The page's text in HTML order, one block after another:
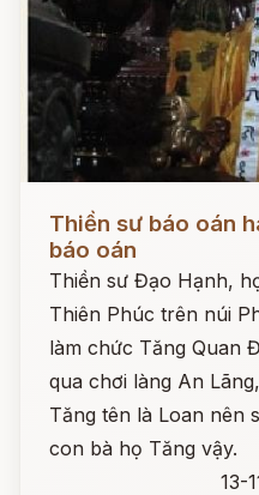
Đọc ngay
Thiền sư báo oán
báo oán
Thiền sư Đạo Hạnh,
Thiên Phúc trên núi
làm chức Tăng Quan
qua chơi làng An
Tăng tên là Loan nên
con bà họ Tăng vậy.
13-